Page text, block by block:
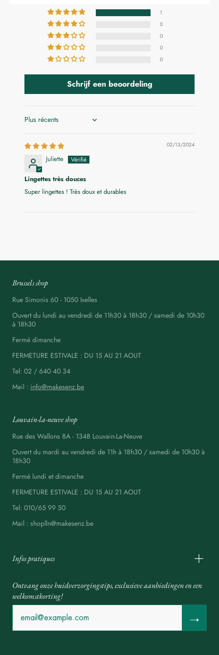
1
0
0
0
0
Schrijf een beoordeling
Sort by
02/13/2024
Juliette
Lingettes très douces
Super lingettes ! Très doux et durables
Brussels shop
Rue Simonis 60 - 1050 Ixelles
Ouvert du lundi au vendredi de 11h30 à 18h30 / samedi de 10h30
à 18h30
Fermé dimanche
FERMETURE ESTIVALE : DU 15 AU 21 AOUT
Tel: 02 / 640 40 34
Mail : info@makesenz.be
Louvain-la-neuve shop
Rue des Wallons 8A - 1348 Louvain-La-Neuve
Ouvert du mardi au vendredi de 11h à 18h30 / samedi de 10h30 à
18h30
Fermé lundi et dimanche
FERMETURE ESTIVALE : DU 15 AU 21 AOUT
Tel: 010/65 99 50
Mail : shoplln@makesenz.be
Infos pratiques
Ontvang onze huidverzorgingstips, exclusieve aanbiedingen en een
welkomstkorting!
→